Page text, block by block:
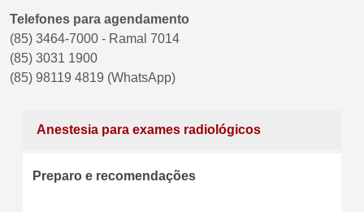
Telefones para agendamento
(85) 3464-7000 - Ramal 7014
(85) 3031 1900
(85) 98119 4819 (WhatsApp)
Anestesia para exames radiológicos
Preparo e recomendações